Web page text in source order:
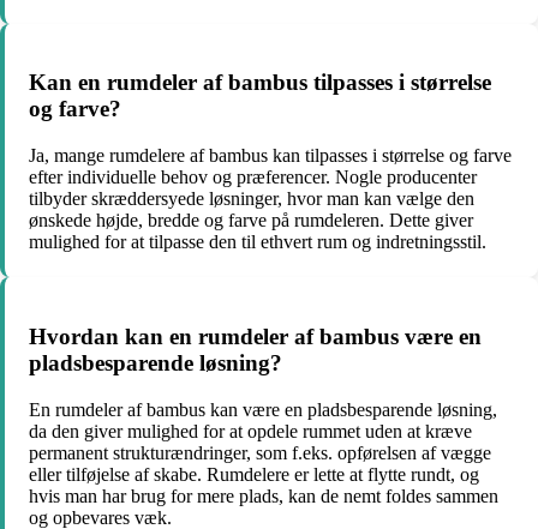
Kan en rumdeler af bambus tilpasses i størrelse
og farve?
Ja, mange rumdelere af bambus kan tilpasses i størrelse og farve
efter individuelle behov og præferencer. Nogle producenter
tilbyder skræddersyede løsninger, hvor man kan vælge den
ønskede højde, bredde og farve på rumdeleren. Dette giver
mulighed for at tilpasse den til ethvert rum og indretningsstil.
Hvordan kan en rumdeler af bambus være en
pladsbesparende løsning?
En rumdeler af bambus kan være en pladsbesparende løsning,
da den giver mulighed for at opdele rummet uden at kræve
permanent strukturændringer, som f.eks. opførelsen af ​​vægge
eller tilføjelse af skabe. Rumdelere er lette at flytte rundt, og
hvis man har brug for mere plads, kan de nemt foldes sammen
og opbevares væk.